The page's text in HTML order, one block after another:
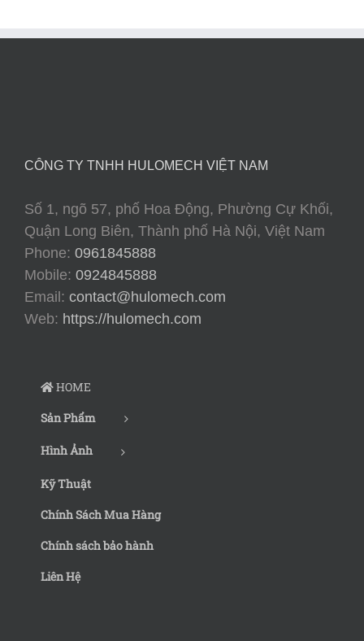
CÔNG TY TNHH HULOMECH VIỆT NAM
Số 1, ngõ 57, phố Hoa Động, Phường Cự Khối,
Quận Long Biên, Thành phố Hà Nội, Việt Nam
Phone: 0961845888
Mobile: 0924845888
Email: contact@hulomech.com
Web: https://hulomech.com
HOME
Sản Phẩm
Hình Ảnh
Kỹ Thuật
Chính Sách Mua Hàng
Chính sách bảo hành
Liên Hệ